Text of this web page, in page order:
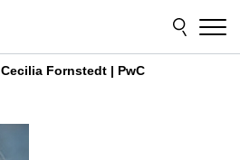
Cecilia Fornstedt | PwC